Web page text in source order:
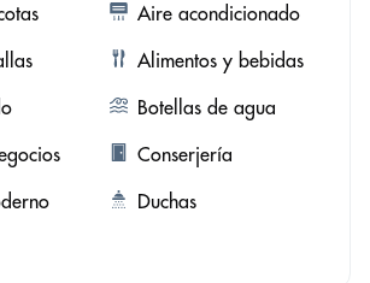
Aire acondicionado
Alimentos y bebidas
Botellas de agua
Conserjería
Duchas